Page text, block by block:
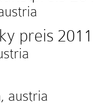
preis 2011
austria